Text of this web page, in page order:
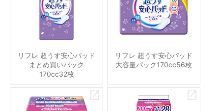
リフレ 超うす安心パッド
まとめ買いパック
170cc32枚
リフレ 超うす安心パッド
大容量パック170cc56枚